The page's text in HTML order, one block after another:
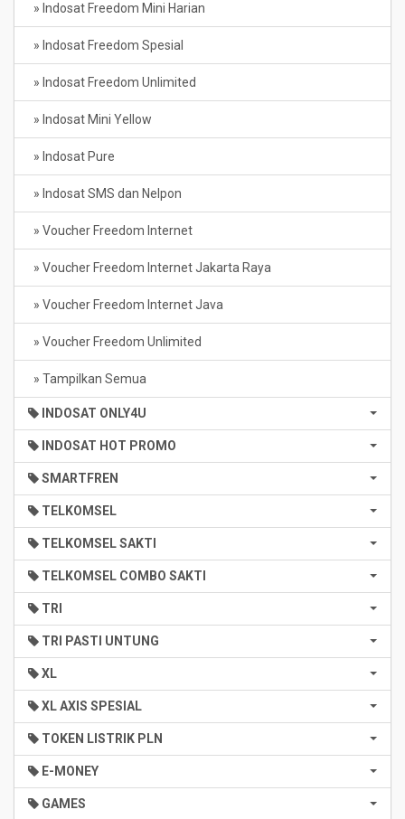
» Indosat Freedom Mini Harian
» Indosat Freedom Spesial
» Indosat Freedom Unlimited
» Indosat Mini Yellow
» Indosat Pure
» Indosat SMS dan Nelpon
» Voucher Freedom Internet
» Voucher Freedom Internet Jakarta Raya
» Voucher Freedom Internet Java
» Voucher Freedom Unlimited
» Tampilkan Semua
INDOSAT ONLY4U
INDOSAT HOT PROMO
SMARTFREN
TELKOMSEL
TELKOMSEL SAKTI
TELKOMSEL COMBO SAKTI
TRI
TRI PASTI UNTUNG
XL
XL AXIS SPESIAL
TOKEN LISTRIK PLN
E-MONEY
GAMES